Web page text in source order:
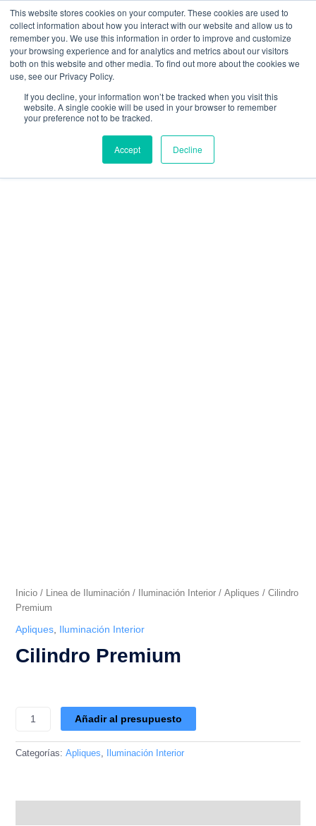
This website stores cookies on your computer. These cookies are used to
collect information about how you interact with our website and allow us to
remember you. We use this information in order to improve and customize
your browsing experience and for analytics and metrics about our visitors
both on this website and other media. To find out more about the cookies we
use, see our Privacy Policy.
If you decline, your information won’t be tracked when you visit this
website. A single cookie will be used in your browser to remember
your preference not to be tracked.
Accept Decline
contenido
W
h
a
t
s
a
p
F
a
c
e
b
k
Y
o
u
t
u
I
n
s
t
a
a
m
E
n
v
e
l
e
mercadeo@grupoeib.comWhatsApp:+57
3103229640PBX:+ 601 342 80 45
CONTACTO
Inicio/ Linea de Iluminación/ Iluminación Interior/ Apliques / Cilindro
Premium
Apliques, Iluminación Interior
Cilindro Premium
Añadir al presupuesto
Categorías: Apliques, Iluminación Interior